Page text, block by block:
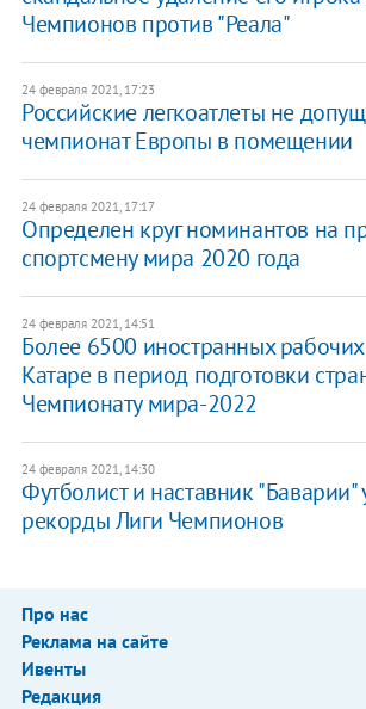
Чемпионов против "Реала"
24 февраля 2021, 17:23
Российские легкоатлеты не
чемпионат Европы в помещении
24 февраля 2021, 17:17
Определен круг номинантов на
спортсмену мира 2020 года
24 февраля 2021, 14:51
Более 6500 иностранных
Катаре в период подготовки
Чемпионату мира-2022
24 февраля 2021, 14:30
Футболист и наставник "Баварии"
рекорды Лиги Чемпионов
Про нас
Реклама на сайте
Ивенты
Редакция